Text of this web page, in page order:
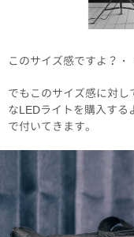
このサイズ感ですよ？・
でもこのサイズ感に対
なLEDライトを購入する
で付いてきます。